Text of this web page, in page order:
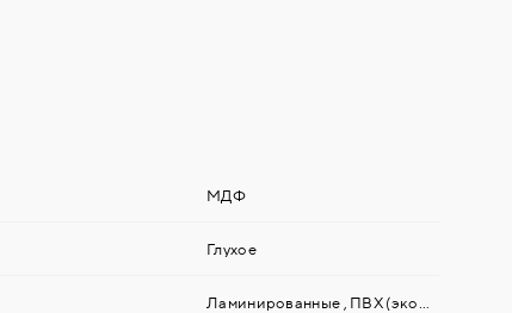
МДФ
Глухое
Ламинированные ПВХ (экошпон)